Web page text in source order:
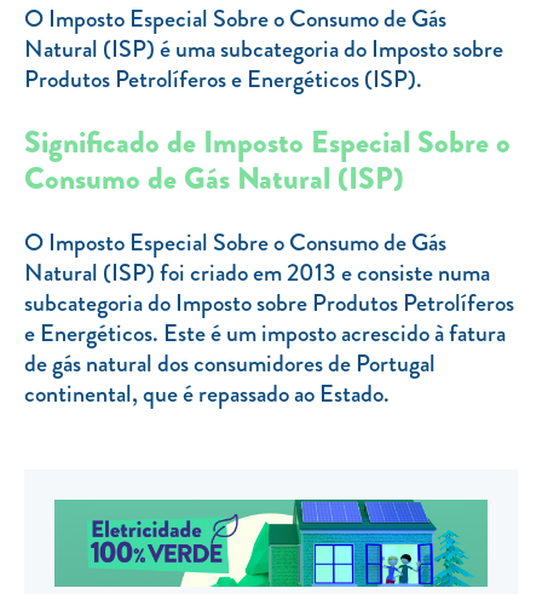
Mais informações
ROTULAGEM
JUNTE-SE A NÓS
TARIFA SOCIAL
APP MOBILE
CONTADORES ELÉTRICOS
FATURAS
FRAUDE E SEGURANÇA
Preços de referência
O Imposto Especial Sobre o Consumo de Gás
Natural (ISP) é uma subcategoria do Imposto sobre
Produtos Petrolíferos e Energéticos (ISP).
Significado de Imposto Especial Sobre o
Consumo de Gás Natural (ISP)
O Imposto Especial Sobre o Consumo de Gás
Natural (ISP) foi criado em 2013 e consiste numa
subcategoria do Imposto sobre Produtos Petrolíferos
e Energéticos. Este é um imposto acrescido à fatura
de gás natural dos consumidores de Portugal
continental, que é repassado ao Estado.